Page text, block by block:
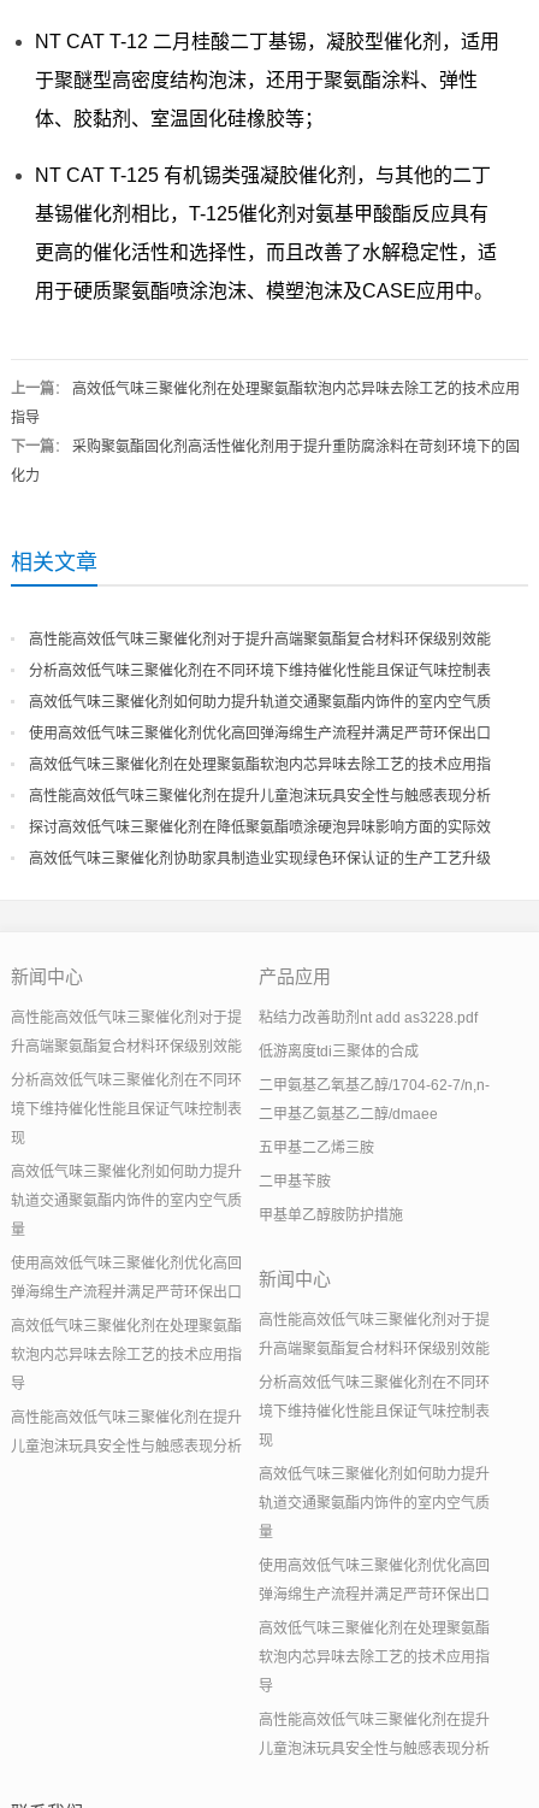
NT CAT T-12 二月桂酸二丁基锡，凝胶型催化剂，适用
于聚醚型高密度结构泡沫，还用于聚氨酯涂料、弹性
体、胶黏剂、室温固化硅橡胶等；
NT CAT T-125 有机锡类强凝胶催化剂，与其他的二丁
基锡催化剂相比，T-125催化剂对氨基甲酸酯反应具有
更高的催化活性和选择性，而且改善了水解稳定性，适
用于硬质聚氨酯喷涂泡沫、模塑泡沫及CASE应用中。
上一篇： 高效低气味三聚催化剂在处理聚氨酯软泡内芯异味去除工艺的技术应用
指导
下一篇： 采购聚氨酯固化剂高活性催化剂用于提升重防腐涂料在苛刻环境下的固
化力
相关文章
高性能高效低气味三聚催化剂对于提升高端聚氨酯复合材料环保级别效能
分析高效低气味三聚催化剂在不同环境下维持催化性能且保证气味控制表
现
高效低气味三聚催化剂如何助力提升轨道交通聚氨酯内饰件的室内空气质
量
使用高效低气味三聚催化剂优化高回弹海绵生产流程并满足严苛环保出口
高效低气味三聚催化剂在处理聚氨酯软泡内芯异味去除工艺的技术应用指
导
高性能高效低气味三聚催化剂在提升儿童泡沫玩具安全性与触感表现分析
探讨高效低气味三聚催化剂在降低聚氨酯喷涂硬泡异味影响方面的实际效
果
高效低气味三聚催化剂协助家具制造业实现绿色环保认证的生产工艺升级
新闻中心
高性能高效低气味三聚催化剂对于提
升高端聚氨酯复合材料环保级别效能
分析高效低气味三聚催化剂在不同环
境下维持催化性能且保证气味控制表
现
高效低气味三聚催化剂如何助力提升
轨道交通聚氨酯内饰件的室内空气质
量
使用高效低气味三聚催化剂优化高回
弹海绵生产流程并满足严苛环保出口
高效低气味三聚催化剂在处理聚氨酯
软泡内芯异味去除工艺的技术应用指
导
高性能高效低气味三聚催化剂在提升
儿童泡沫玩具安全性与触感表现分析
产品应用
粘结力改善助剂nt add as3228.pdf
低游离度tdi三聚体的合成
二甲氨基乙氧基乙醇/1704-62-7/n,n-
二甲基乙氨基乙二醇/dmaee
五甲基二乙烯三胺
二甲基苄胺
甲基单乙醇胺防护措施
新闻中心
高性能高效低气味三聚催化剂对于提
升高端聚氨酯复合材料环保级别效能
分析高效低气味三聚催化剂在不同环
境下维持催化性能且保证气味控制表
现
高效低气味三聚催化剂如何助力提升
轨道交通聚氨酯内饰件的室内空气质
量
使用高效低气味三聚催化剂优化高回
弹海绵生产流程并满足严苛环保出口
高效低气味三聚催化剂在处理聚氨酯
软泡内芯异味去除工艺的技术应用指
导
高性能高效低气味三聚催化剂在提升
儿童泡沫玩具安全性与触感表现分析